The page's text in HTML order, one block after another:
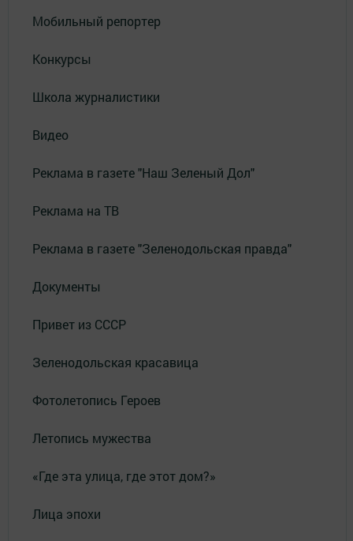
Мобильный репортер
Конкурсы
Школа журналистики
Видео
Реклама в газете "Наш Зеленый Дол"
Реклама на ТВ
Реклама в газете "Зеленодольская правда"
Документы
Привет из СССР
Зеленодольская красавица
Фотолетопись Героев
Летопись мужества
«Где эта улица, где этот дом?»
Лица эпохи